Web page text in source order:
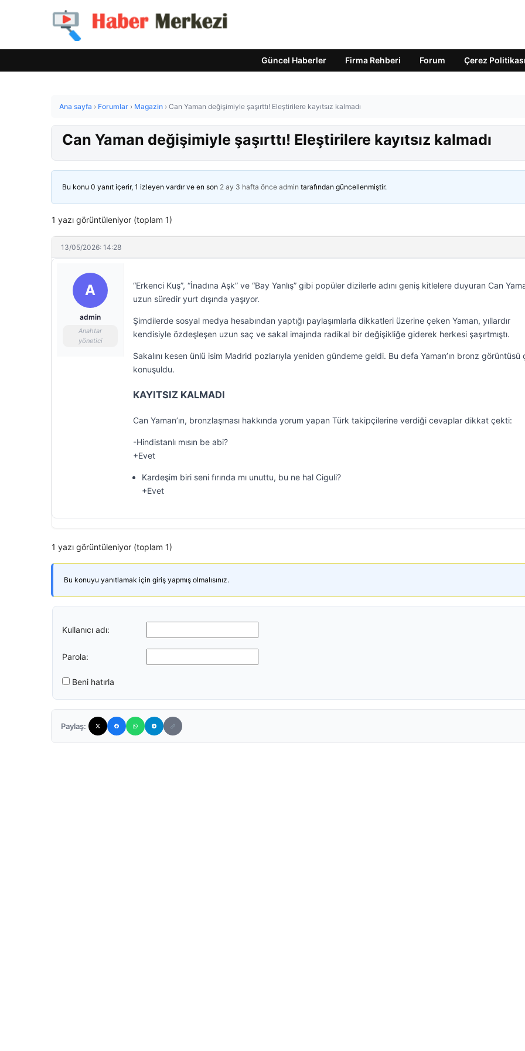
Güncel Haberler Firma Rehberi Forum Çerez Politikası
Ana sayfa › Forumlar › Magazin › Can Yaman değişimiyle şaşırttı! Eleştirilere kayıtsız kalmadı
Can Yaman değişimiyle şaşırttı! Eleştirilere kayıtsız kalmadı
Bu konu 0 yanıt içerir, 1 izleyen vardır ve en son 2 ay 3 hafta önce admin tarafından güncellenmiştir.
1 yazı görüntüleniyor (toplam 1)
13/05/2026: 14:28
A
admin
Anahtar
yönetici
“Erkenci Kuş”, “İnadına Aşk” ve “Bay Yanlış” gibi popüler dizilerle adını geniş kitlelere duyuran Can
uzun süredir yurt dışında yaşıyor.
Şimdilerde sosyal medya hesabından yaptığı paylaşımlarla dikkatleri üzerine çeken Yaman, yıllardır
kendisiyle özdeşleşen uzun saç ve sakal imajında radikal bir değişikliğe giderek herkesi şaşırtmıştı.
Sakalını kesen ünlü isim Madrid pozlarıyla yeniden gündeme geldi. Bu defa Yaman’ın bronz görüntüsü
konuşuldu.
KAYITSIZ KALMADI
Can Yaman’ın, bronzlaşması hakkında yorum yapan Türk takipçilerine verdiği cevaplar dikkat çekti:
-Hindistanlı mısın be abi?
+Evet
Kardeşim biri seni fırında mı unuttu, bu ne hal Ciguli?
+Evet
1 yazı görüntüleniyor (toplam 1)
Bu konuyu yanıtlamak için giriş yapmış olmalısınız.
Kullanıcı adı:
Parola:
Beni hatırla
Paylaş: